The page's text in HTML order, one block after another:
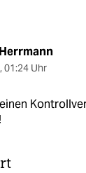
, 01:24 Uhr